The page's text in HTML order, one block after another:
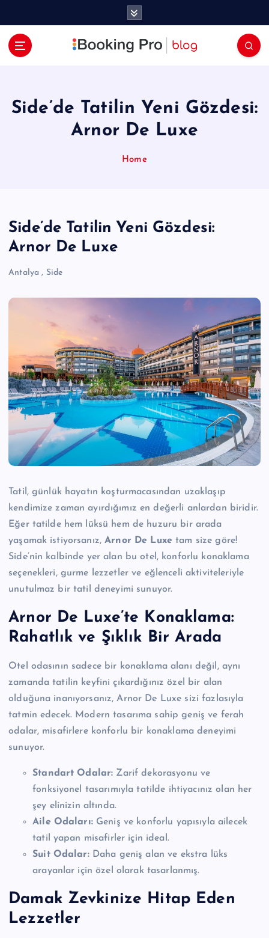
Side’de Tatilin Yeni Gözdesi:
Arnor De Luxe
Home
Side’de Tatilin Yeni Gözdesi:
Arnor De Luxe
Antalya , Side
Tatil, günlük hayatın koşturmacasından uzaklaşıp
kendimize zaman ayırdığımız en değerli anlardan biridir.
Eğer tatilde hem lüksü hem de huzuru bir arada
yaşamak istiyorsanız,Arnor De Luxe tam size göre!
Side’nin kalbinde yer alan bu otel, konforlu konaklama
seçenekleri, gurme lezzetler ve eğlenceli aktiviteleriyle
unutulmaz bir tatil deneyimi sunuyor.
Arnor De Luxe’te Konaklama:
Rahatlık ve Şıklık Bir Arada
Otel odasının sadece bir konaklama alanı değil, aynı
zamanda tatilin keyfini çıkardığınız özel bir alan
olduğuna inanıyorsanız, Arnor De Luxe sizi fazlasıyla
tatmin edecek. Modern tasarıma sahip geniş ve ferah
odalar, misafirlere konforlu bir konaklama deneyimi
sunuyor.
Standart Odalar: Zarif dekorasyonu ve
fonksiyonel tasarımıyla tatilde ihtiyacınız olan her
şey elinizin altında.
Aile Odaları:Geniş ve konforlu yapısıyla ailecek
tatil yapan misafirler için ideal.
Suit Odalar:Daha geniş alan ve ekstra lüks
arayanlar için özel olarak tasarlanmış.
Damak Zevkinize Hitap Eden
Lezzetler